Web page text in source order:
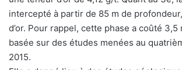
intercepté à partir de 85 m de
d’or. Pour rappel, cette phase a coûté 3,5
basée sur des études menées au
2015.